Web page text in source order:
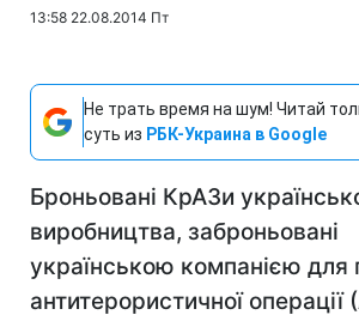
13:58 22.08.2014 Пт
Не трать время на шум! Читай
суть из РБК-Украина в Google
Броньовані КрАЗи
виробництва, заброньовані
українською компанією для
антитерористичної операції